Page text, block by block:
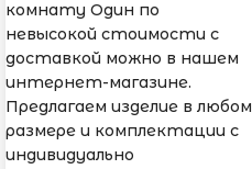
комнату Один по
невысокой стоимости с
доставкой можно в нашем
интернет-магазине.
Предлагаем изделие в любом
размере и комплектации с
индивидуально